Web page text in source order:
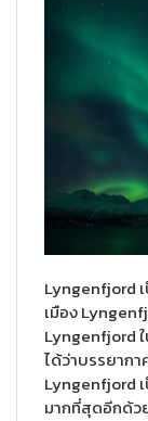
Lyngenfjord
เมือง
Lyngenfjord
ได้ว่าบรรยากา
Lyngenfjord
มากที่สุดอีกด้ว